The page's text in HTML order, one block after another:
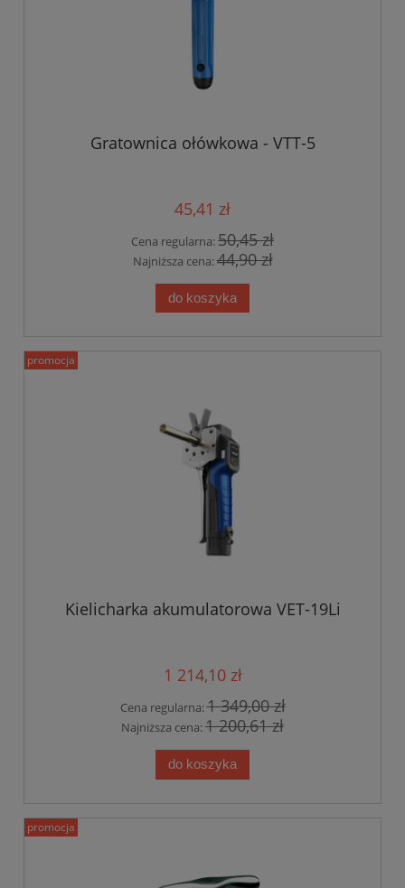
Gratownica ołówkowa - VTT-5
45,41 zł
Cena regularna:50,45 zł
Najniższa cena:44,90 zł
do koszyka
Kielicharka akumulatorowa VET-19Li
1 214,10 zł
Cena regularna:1 349,00 zł
Najniższa cena:1 200,61 zł
do koszyka
promocja
promocja